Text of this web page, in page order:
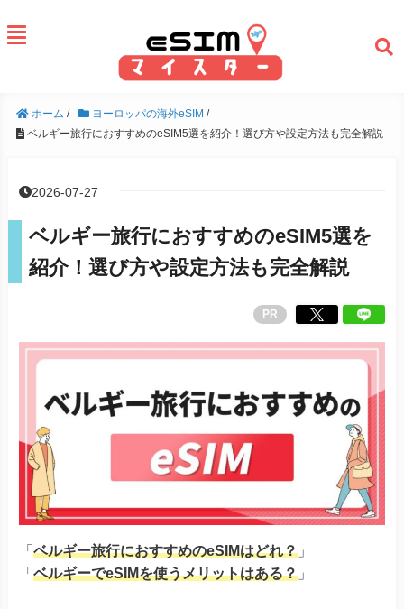
ホーム / ヨーロッパの海外eSIM /
ベルギー旅行におすすめのeSIM5選を紹介！選び方や設定方法も完全解説
2026-07-27
ベルギー旅行におすすめのeSIM5選を
紹介！選び方や設定方法も完全解説
PR
「 ベルギー旅行におすすめのeSIMはどれ？ 」
「 ベルギーでeSIMを使うメリットはある？ 」